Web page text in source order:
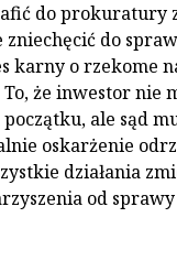
do prokuratury
do
karny o rzekome
że inwestor nie
początku, ale sąd
oskarżenie
działania
od